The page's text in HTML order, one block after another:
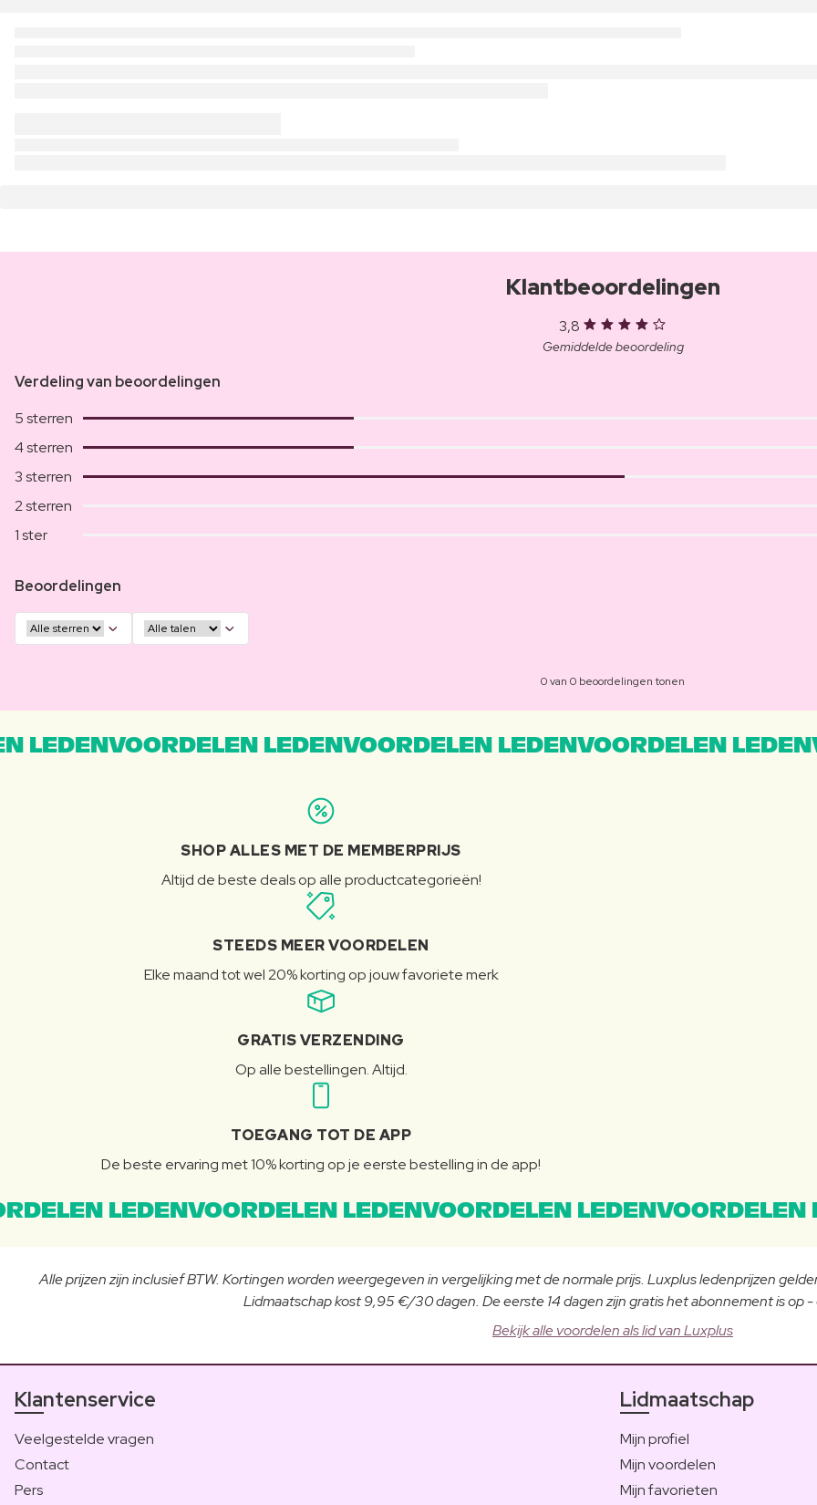
Klantbeoordelingen
3,8
Gemiddelde beoordeling
Verdeling van beoordelingen
5 sterren
4 sterren
3 sterren
2 sterren
1 ster
Beoordelingen
0 van 0 beoordelingen tonen
LEDENVOORDELEN LEDENVOORDELEN LEDENVOORDELEN
SHOP ALLES MET DE MEMBERPRIJS
Altijd de beste deals op alle productcategorieën!
STEEDS MEER VOORDELEN
Elke maand tot wel 20% korting op jouw favoriete merk
GRATIS VERZENDING
Op alle bestellingen. Altijd.
TOEGANG TOT DE APP
De beste ervaring met 10% korting op je eerste bestelling in de app!
LEDENVOORDELEN LEDENVOORDELEN
Alle prijzen zijn inclusief BTW. Kortingen worden weergegeven in vergelijking met de normale prijs. Luxplus ledenprijzen
Lidmaatschap kost 9,95 €/30 dagen. De eerste 14 dagen zijn gratis het abonnement is op -
Bekijk alle voordelen als lid van Luxplus
Klantenservice
Veelgestelde vragen
Contact
Pers
Lidmaatschap
Mijn profiel
Mijn voordelen
Mijn favorieten